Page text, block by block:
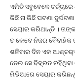
ଏମିତି ସବୁବେଳେ
କିଛି ନା କିଛି ଘଟଣା
ସେୟାର କରିଥାନ୍ତି ।
ତ କେବେ ନିଜର ବୈବାହିକ
ଶନିବାର ଦିନ ଏକ
ନେଇ ସେ ବିବ୍ରତ
ମିଡିଆରେ ସେୟାର